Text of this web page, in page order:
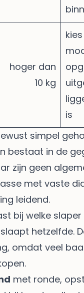
hoger dan
10 kg
is
simpel
bestaat in de
zijn geen
met vaste
leidend.
bij welke slaper
hetzelfde.
omdat veel
met ronde,